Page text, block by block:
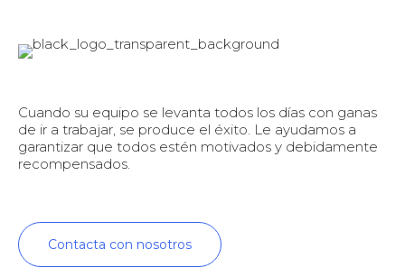
Cuando su equipo se levanta todos los días con ganas
de ir a trabajar, se produce el éxito. Le ayudamos a
garantizar que todos estén motivados y debidamente
recompensados.
Contacta con nosotros